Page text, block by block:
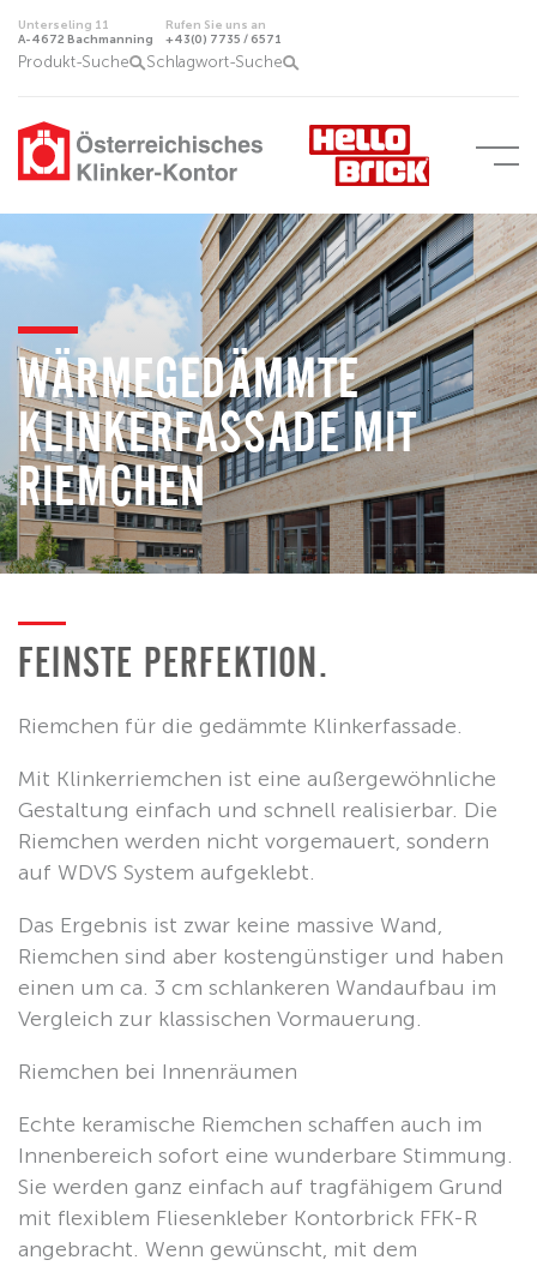
Unterseling 11
A-4672 Bachmanning
Rufen Sie uns an
+43(0) 7735 / 6571
Produkt-Suche Schlagwort-Suche
WÄRMEGEDÄMMTE
KLINKERFASSADE MIT
RIEMCHEN
FEINSTE PERFEKTION.
Riemchen für die gedämmte Klinkerfassade.
Mit Klinkerriemchen ist eine außergewöhnliche
Gestaltung einfach und schnell realisierbar. Die
Riemchen werden nicht vorgemauert, sondern
auf WDVS System aufgeklebt.
Das Ergebnis ist zwar keine massive Wand,
Riemchen sind aber kostengünstiger und haben
einen um ca. 3 cm schlankeren Wandaufbau im
Vergleich zur klassischen Vormauerung.
Riemchen bei Innenräumen
Echte keramische Riemchen schaffen auch im
Innenbereich sofort eine wunderbare Stimmung.
Sie werden ganz einfach auf tragfähigem Grund
mit flexiblem Fliesenkleber Kontorbrick FFK-R
angebracht. Wenn gewünscht, mit dem